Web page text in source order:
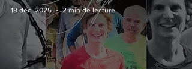
18 déc. 2025 2 min de lecture